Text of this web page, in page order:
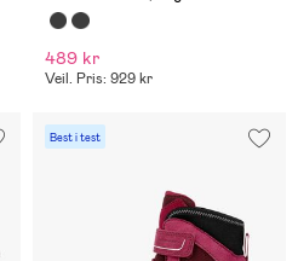
489 kr
Veil. Pris: 929 kr
Best i test